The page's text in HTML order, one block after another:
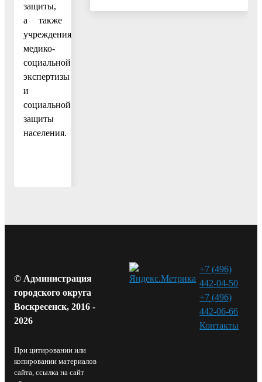
защиты,
а также
учреждения
медико-
социальной
экспертизы
и
социальной
защиты
населения.
© Администрация
городского округа
Воскресенск, 2016 -
2026
При цитировании или
копировании материалов
сайта, ссылка на сайт
+7 (496)
442-04-50
+7 (496)
442-06-66
Контакты⁠